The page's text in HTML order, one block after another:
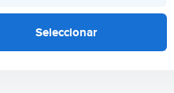
Seleccionar